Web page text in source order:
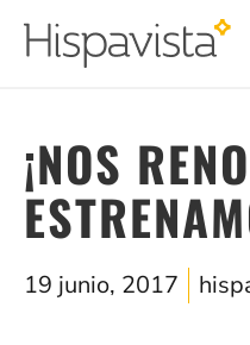
¡NOS
19 junio, 2017